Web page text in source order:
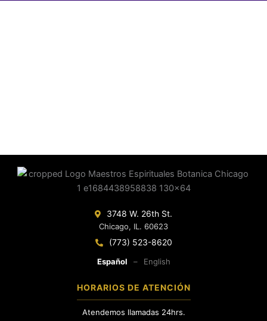
3748 W. 26th St.
Chicago, IL. 60623
(773) 523-8620
Español – English
HORARIOS DE ATENCIÓN
Atendemos llamadas 24hrs.